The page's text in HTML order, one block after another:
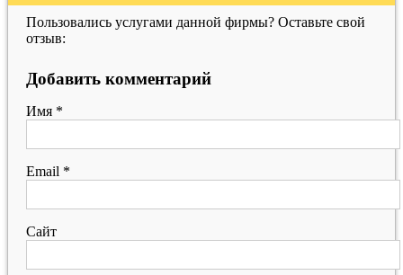
Пользовались услугами данной фирмы? Оставьте свой
отзыв:
Добавить комментарий
Имя *
Email *
Сайт